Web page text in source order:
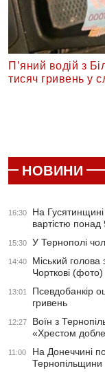
П’яний водій з
тисяч гривень у
НОВИНИ
16:30
На
вартістю
15:30 У Тернополі
14:40
Міський голова
Чорткові (фото)
13:01
Псевдобанкір
гривень
12:27
Воїн з
«Хрестом
11:00
На Донеччині
Тернопільщини